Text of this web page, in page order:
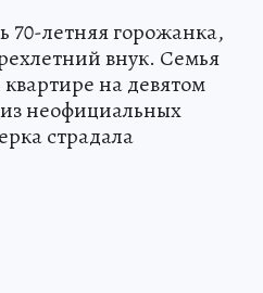
70-летняя горожанка,
внук. Семья
на девятом
неофициальных
страдала